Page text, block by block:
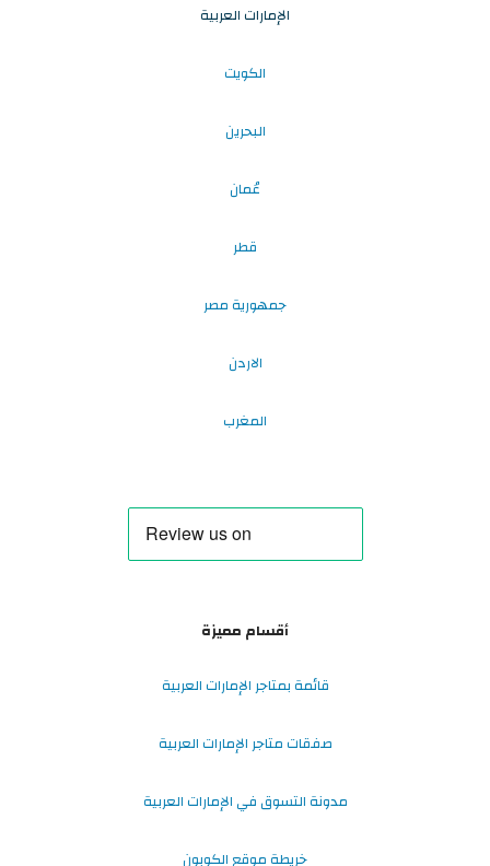
الإمارات العربية
الكويت
البحرين
عُمان
قطر
جمهورية مصر
الاردن
المغرب
أقسام مميزة
قائمة بمتاجر الإمارات العربية
صفقات متاجر الإمارات العربية
مدونة التسوق في الإمارات العربية
خريطة موقع الكوبون